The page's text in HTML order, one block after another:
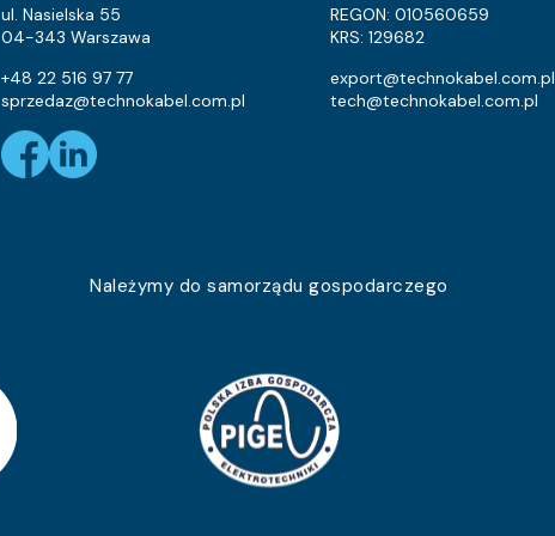
ul. Nasielska 55
04-343 Warszawa
+48 22 516 97 77
sprzedaz@technokabel.com.pl
REGON: 010560659
KRS: 129682
export@technokabel.com.pl
tech@technokabel.com.pl
Należymy do samorządu gospodarczego